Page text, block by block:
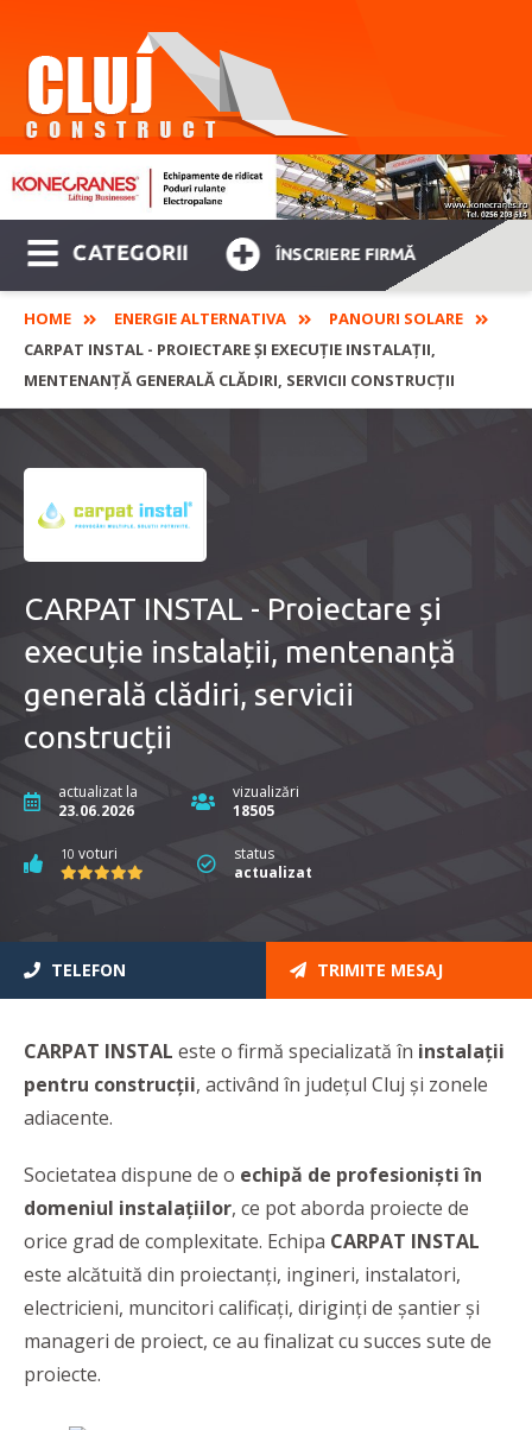
CATEGORII ÎNSCRIERE FIRMĂ
HOME ENERGIE ALTERNATIVA
PANOURI SOLARE
CARPAT INSTAL - PROIECTARE ȘI EXECUȚIE INSTALAȚII,
MENTENANȚĂ GENERALĂ CLĂDIRI, SERVICII CONSTRUCȚII
CARPAT INSTAL - Proiectare și
execuție instalații, mentenanță
generală clădiri, servicii
construcții
actualizat la
23.06.2026
vizualizări
18505
10 voturi
status
actualizat
TELEFON TRIMITE MESAJ
CARPAT INSTAL este o firmă specializată în instalații
pentru construcții, activând în județul Cluj și zonele
adiacente.
Societatea dispune de o echipă de profesioniști în
domeniul instalațiilor, ce pot aborda proiecte de
orice grad de complexitate. Echipa CARPAT INSTAL
este alcătuită din proiectanți, ingineri, instalatori,
electricieni, muncitori calificați, diriginți de șantier și
manageri de proiect, ce au finalizat cu succes sute de
proiecte.